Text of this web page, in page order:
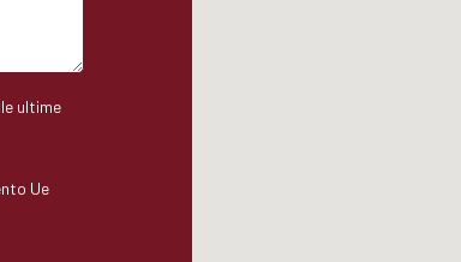
ultime
Ue